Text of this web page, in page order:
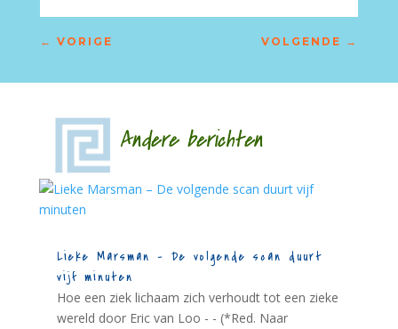
← VORIGE VOLGENDE →
Andere berichten
Lieke Marsman – De volgende scan duurt
vijf minuten
Hoe een ziek lichaam zich verhoudt tot een zieke
wereld door Eric van Loo - - (*Red. Naar